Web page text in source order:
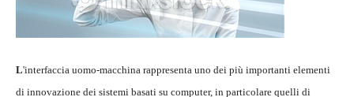
L'interfaccia uomo-macchina rappresenta uno dei più importanti elementi
di innovazione dei sistemi basati su computer, in particolare quelli di